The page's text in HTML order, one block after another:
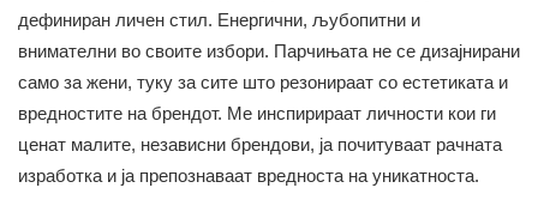
дефиниран личен стил. Енергични, љубопитни и
внимателни во своите избори. Парчињата не се дизајнирани
само за жени, туку за сите што резонираат со естетиката и
вредностите на брендот. Ме инспирираат личности кои ги
ценат малите, независни брендови, ја почитуваат рачната
изработка и ја препознаваат вредноста на уникатноста.